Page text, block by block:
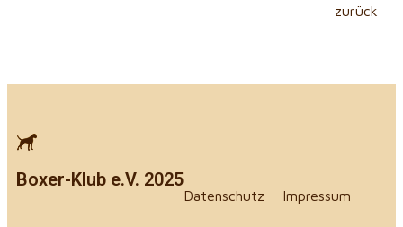
zurück
Boxer-Klub e.V. 2025
Datenschutz Impressum